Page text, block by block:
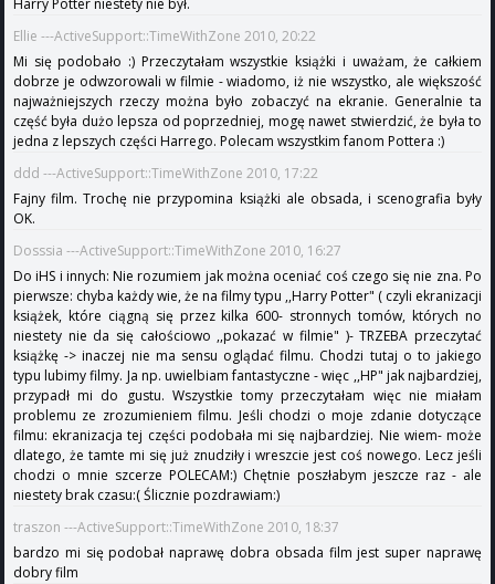
Harry Potter niestety nie był.
Ellie ---ActiveSupport::TimeWithZone 2010, 20:22
Mi się podobało :) Przeczytałam wszystkie książki i uważam, że całkiem
dobrze je odwzorowali w filmie - wiadomo, iż nie wszystko, ale większość
najważniejszych rzeczy można było zobaczyć na ekranie. Generalnie ta
część była dużo lepsza od poprzedniej, mogę nawet stwierdzić, że była to
jedna z lepszych części Harrego. Polecam wszystkim fanom Pottera :)
ddd ---ActiveSupport::TimeWithZone 2010, 17:22
Fajny film. Trochę nie przypomina książki ale obsada, i scenografia były
OK.
Dosssia ---ActiveSupport::TimeWithZone 2010, 16:27
Do iHS i innych: Nie rozumiem jak można oceniać coś czego się nie zna. Po
pierwsze: chyba każdy wie, że na filmy typu ,,Harry Potter" ( czyli ekranizacji
książek, które ciągną się przez kilka 600- stronnych tomów, których no
niestety nie da się całościowo ,,pokazać w filmie" )- TRZEBA przeczytać
książkę -> inaczej nie ma sensu oglądać filmu. Chodzi tutaj o to jakiego
typu lubimy filmy. Ja np. uwielbiam fantastyczne - więc ,,HP" jak najbardziej,
przypadł mi do gustu. Wszystkie tomy przeczytałam więc nie miałam
problemu ze zrozumieniem filmu. Jeśli chodzi o moje zdanie dotyczące
filmu: ekranizacja tej części podobała mi się najbardziej. Nie wiem- może
dlatego, że tamte mi się już znudziły i wreszcie jest coś nowego. Lecz jeśli
chodzi o mnie szcerze POLECAM:) Chętnie poszłabym jeszcze raz - ale
niestety brak czasu:( Ślicznie pozdrawiam:)
traszon ---ActiveSupport::TimeWithZone 2010, 18:37
bardzo mi się podobał naprawę dobra obsada film jest super naprawę
dobry film